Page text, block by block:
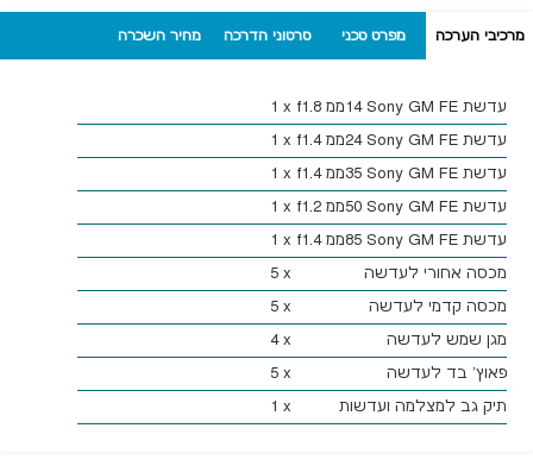
מרכיבי הערכה מפרט טכני סרטוני הדרכה
מחיר השכרה
עדשת Sony GM FE 14ממ f1.8
x
1
עדשת Sony GM FE 24ממ f1.4
x
1
עדשת Sony GM FE 35ממ f1.4
x
1
עדשת Sony GM FE 50ממ f1.2
x
1
עדשת Sony GM FE 85ממ f1.4
x
1
מכסה אחורי לעדשה
x
5
מכסה קדמי לעדשה
x
5
מגן שמש לעדשה
x
4
פאוץ' בד לעדשה
x
5
תיק גב למצלמה ועדשות
x
1